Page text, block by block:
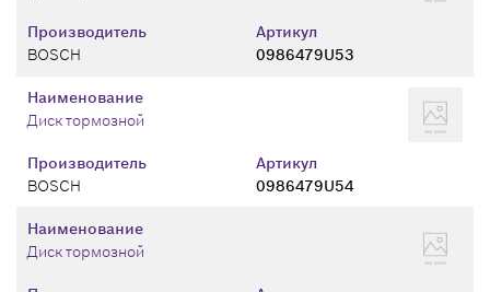
Производитель
BOSCH
Артикул
0986479U53
Производитель
BOSCH
Артикул
0986479U54
Наименование
Диск тормозной
Наименование
Диск тормозной